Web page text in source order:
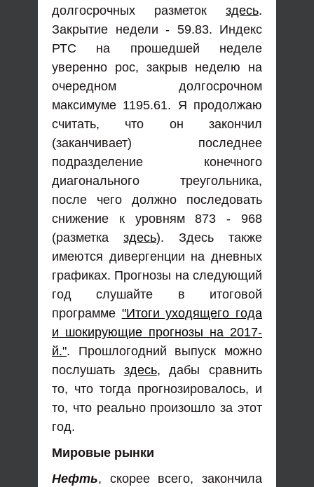
долгосрочных разметок здесь.
Закрытие недели - 59.83. Индекс
РТС на прошедшей неделе
уверенно рос, закрыв неделю на
очередном долгосрочном
максимуме 1195.61. Я продолжаю
считать, что он закончил
(заканчивает) последнее
подразделение конечного
диагонального треугольника,
после чего должно последовать
снижение к уровням 873 - 968
(разметка здесь). Здесь также
имеются дивергенции на дневных
графиках. Прогнозы на следующий
год слушайте в итоговой
программе "Итоги уходящего года
и шокирующие прогнозы на 2017-
й.". Прошлогодний выпуск можно
послушать здесь, дабы сравнить
то, что тогда прогнозировалось, и
то, что реально произошло за этот
год.
Мировые рынки
Нефть, скорее всего, закончила